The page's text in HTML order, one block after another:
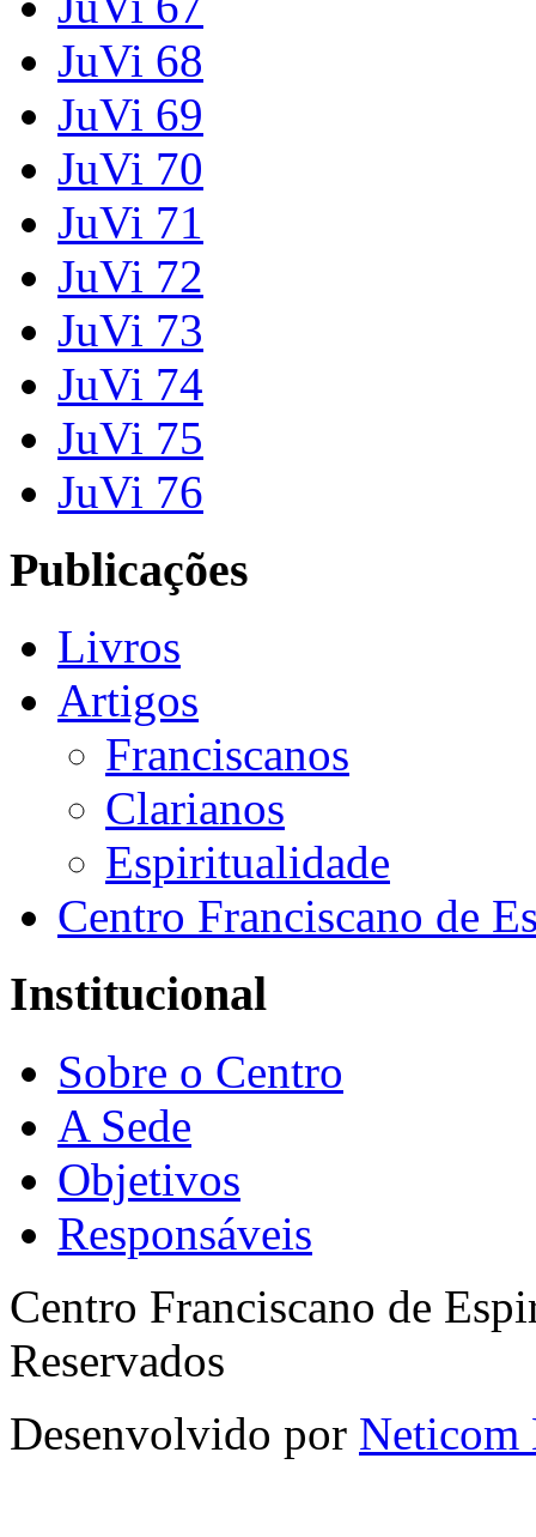
JuVi 68
JuVi 69
JuVi 70
JuVi 71
JuVi 72
JuVi 73
JuVi 74
JuVi 75
JuVi 76
Publicações
Livros
Artigos
Franciscanos
Clarianos
Espiritualidade
Centro Franciscano de
Institucional
Sobre o Centro
A Sede
Objetivos
Responsáveis
Centro Franciscano de
Reservados
Desenvolvido por Neticom